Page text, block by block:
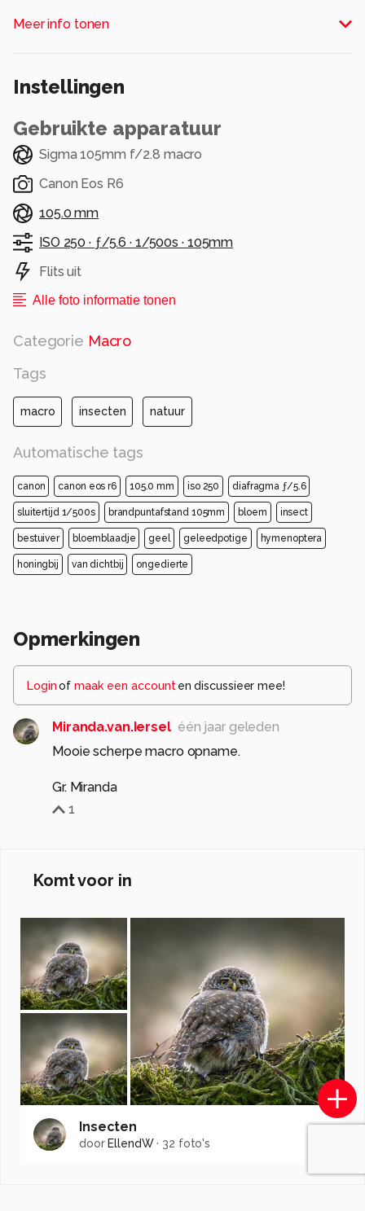
Meer info tonen
Instellingen
Gebruikte apparatuur
Sigma 105mm f/2.8 macro
Canon Eos R6
105.0 mm
ISO 250 · ƒ/5.6 · 1/500s · 105mm
Flits uit
Alle foto informatie tonen
Categorie Macro
Tags
macro insecten natuur
Automatische tags
canon canon eos r6 105.0 mm iso 250 diafragma ƒ/5.6
sluitertijd 1/500s brandpuntafstand 105mm bloem insect
bestuiver bloemblaadje geel geleedpotige hymenoptera
honingbij van dichtbij ongedierte
Opmerkingen
Loginof maak een account en discussieer mee!
Miranda.van.Iersel één jaar geleden
Mooie scherpe macro opname.
Gr. Miranda
1
Komt voor in
Insecten
doorEllendW· 32 foto's